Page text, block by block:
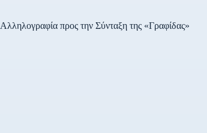
Αλληλογραφία προς την Σύνταξη της «Γραφίδας»